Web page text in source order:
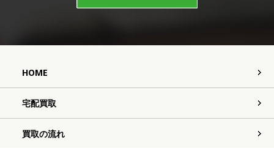
HOME
宅配買取
買取の流れ